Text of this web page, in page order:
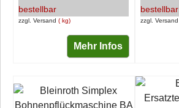
zzgl. Versand kg
bestellbar
Mehr Infos
zzgl. Versand
bestellbar